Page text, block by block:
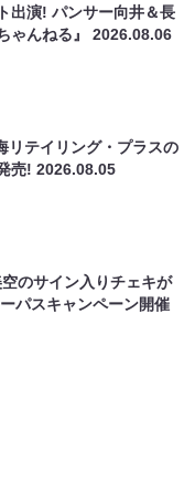
出演! パンサー向井＆長
ゃんねる』2026.08.06
リテイリング・プラスの
売!2026.08.05
のサイン入りチェキが
パスキャンペーン開催